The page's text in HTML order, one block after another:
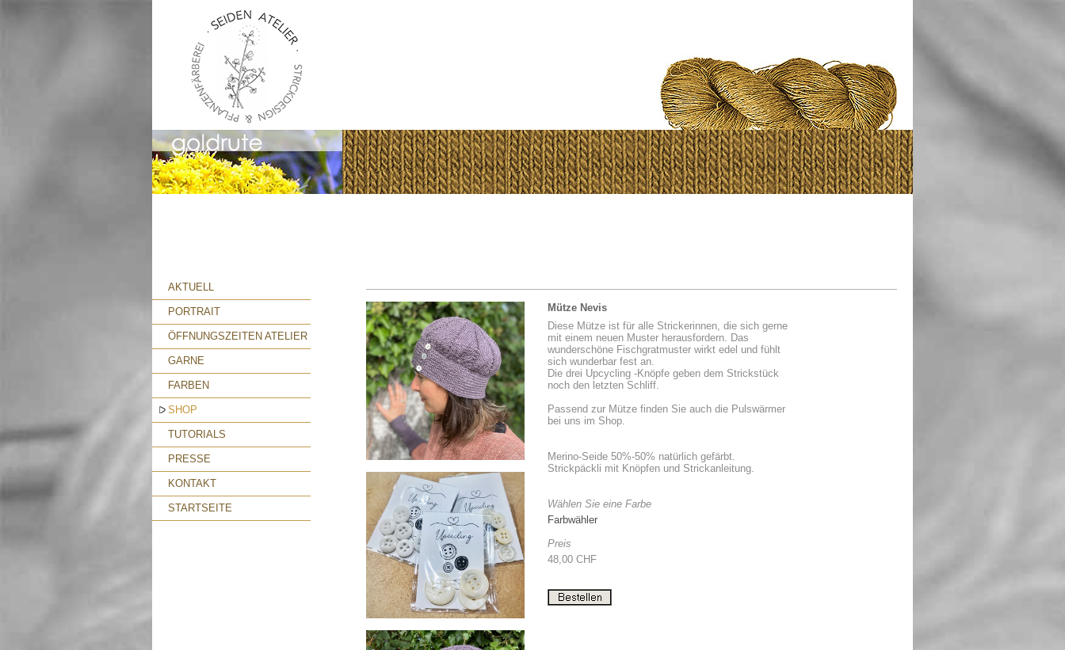
AKTUELL
PORTRAIT
ÖFFNUNGSZEITEN ATELIER
GARNE
FARBEN
SHOP
TUTORIALS
PRESSE
KONTAKT
STARTSEITE
Mütze Nevis
Diese Mütze ist für alle Strickerinnen, die sich gerne
mit einem neuen Muster herausfordern. Das
wunderschöne Fischgratmuster wirkt edel und fühlt
sich wunderbar fest an.
Die drei Upcycling -Knöpfe geben dem Strickstück
noch den letzten Schliff.
Passend zur Mütze finden Sie auch die Pulswärmer
bei uns im Shop.
Merino-Seide 50%-50% natürlich gefärbt.
Strickpäckli mit Knöpfen und Strickanleitung.
Wählen Sie eine Farbe
Farbwähler
Preis
48,00 CHF